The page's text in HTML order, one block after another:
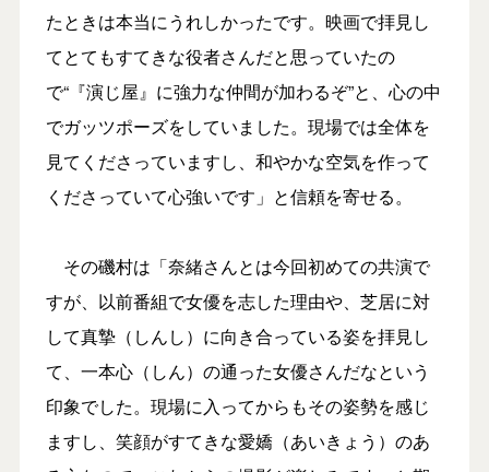
たときは本当にうれしかったです。映画で拝見し
てとてもすてきな役者さんだと思っていたの
で“『演じ屋』に強力な仲間が加わるぞ”と、心の中
でガッツポーズをしていました。現場では全体を
見てくださっていますし、和やかな空気を作って
くださっていて心強いです」と信頼を寄せる。
その磯村は「奈緒さんとは今回初めての共演で
すが、以前番組で女優を志した理由や、芝居に対
して真摯（しんし）に向き合っている姿を拝見し
て、一本心（しん）の通った女優さんだなという
印象でした。現場に入ってからもその姿勢を感じ
ますし、笑顔がすてきな愛嬌（あいきょう）のあ